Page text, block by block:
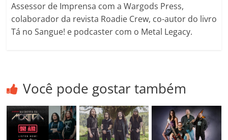
Assessor de Imprensa com a Wargods Press,
colaborador da revista Roadie Crew, co-autor do livro
Tá no Sangue! e podcaster com o Metal Legacy.
Você pode gostar também